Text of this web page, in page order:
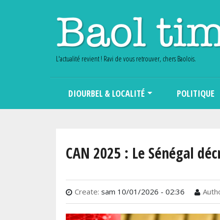
L'actualité revient ! Ravi de vous retrouver, chers Baolois.
DIOURBEL & LOCALITÉ POLITIQUE
CAN 2025 : Le Sénégal
Create: sam 10/01/2026 - 02:36